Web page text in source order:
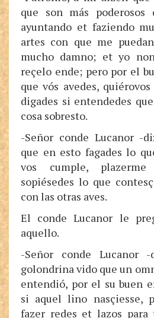
que son más poderosos
ayuntando et faziendo
artes con que me
mucho damno; et yo
reçelo ende; pero por el
que vós avedes,
digades si entendedes
cosa sobresto.
-Señor conde Lucanor -
que en esto fagades lo
vos cumple,
sopiésedes lo que
con las otras aves.
El conde Lucanor le
aquello.
-Señor conde Lucanor
golondrina vido que un
entendió, por el su buen
si aquel lino nasçiesse,
fazer redes et lazos para